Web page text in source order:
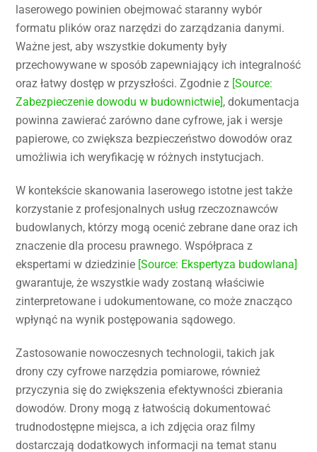
laserowego powinien obejmować staranny wybór
formatu plików oraz narzędzi do zarządzania danymi.
Ważne jest, aby wszystkie dokumenty były
przechowywane w sposób zapewniający ich integralność
oraz łatwy dostęp w przyszłości. Zgodnie z [Source:
Zabezpieczenie dowodu w budownictwie], dokumentacja
powinna zawierać zarówno dane cyfrowe, jak i wersje
papierowe, co zwiększa bezpieczeństwo dowodów oraz
umożliwia ich weryfikację w różnych instytucjach.
W kontekście skanowania laserowego istotne jest także
korzystanie z profesjonalnych usług rzeczoznawców
budowlanych, którzy mogą ocenić zebrane dane oraz ich
znaczenie dla procesu prawnego. Współpraca z
ekspertami w dziedzinie [Source: Ekspertyza budowlana]
gwarantuje, że wszystkie wady zostaną właściwie
zinterpretowane i udokumentowane, co może znacząco
wpłynąć na wynik postępowania sądowego.
Zastosowanie nowoczesnych technologii, takich jak
drony czy cyfrowe narzędzia pomiarowe, również
przyczynia się do zwiększenia efektywności zbierania
dowodów. Drony mogą z łatwością dokumentować
trudnodostępne miejsca, a ich zdjęcia oraz filmy
dostarczają dodatkowych informacji na temat stanu